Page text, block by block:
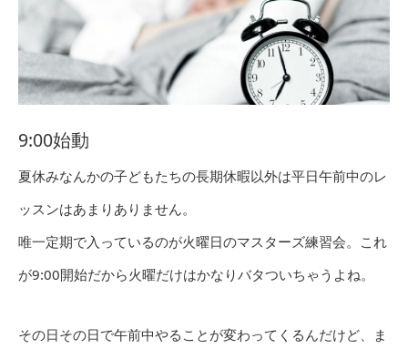
9:00始動
夏休みなんかの子どもたちの長期休暇以外は平日午前中のレ
ッスンはあまりありません。
唯一定期で入っているのが火曜日のマスターズ練習会。これ
が9:00開始だから火曜だけはかなりバタついちゃうよね。
その日その日で午前中やることが変わってくるんだけど、ま